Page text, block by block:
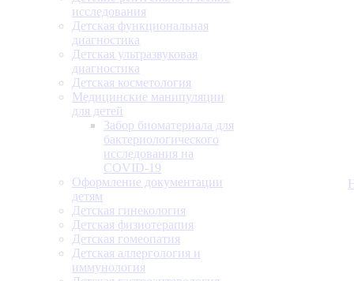
исследования
Детская функциональная
диагностика
Детская ультразвуковая
диагностика
Детская косметология
Медицинские манипуляции
для детей
Забор биоматериала для
бактериологического
исследования на
COVID-19
Оформление документации
детям
Детская гинекология
Детская физиотерапия
Детская гомеопатия
Детская аллергология и
иммунология